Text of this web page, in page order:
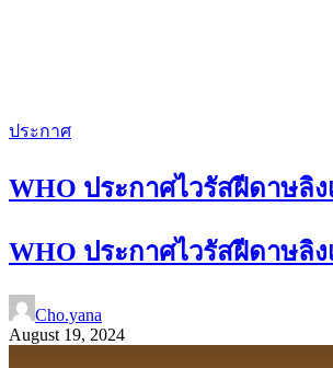
ประกาศ
WHO ประกาศไวรัสฝีดาษลิ
WHO ประกาศไวรัสฝีดาษลิ
Cho.yana
August 19, 2024